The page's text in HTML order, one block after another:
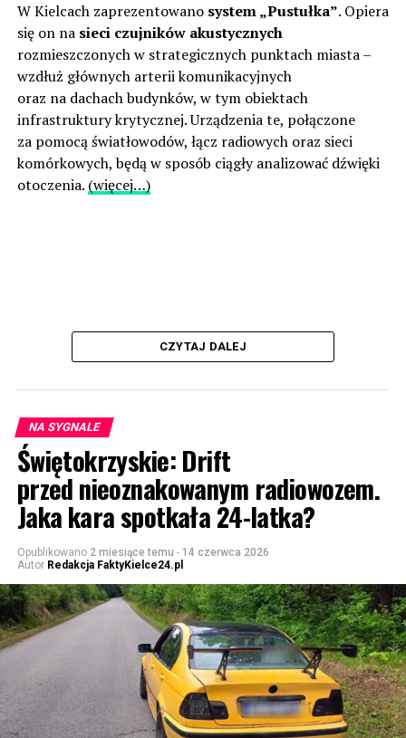
W Kielcach zaprezentowano system „Pustułka”. Opiera
się on na sieci czujników akustycznych
rozmieszczonych w strategicznych punktach miasta –
wzdłuż głównych arterii komunikacyjnych
oraz na dachach budynków, w tym obiektach
infrastruktury krytycznej. Urządzenia te, połączone
za pomocą światłowodów, łącz radiowych oraz sieci
komórkowych, będą w sposób ciągły analizować dźwięki
otoczenia. (więcej…)
CZYTAJ DALEJ
NA SYGNALE
Świętokrzyskie: Drift
przed nieoznakowanym radiowozem.
Jaka kara spotkała 24-latka?
Opublikowano 2 miesiące temu - 14 czerwca 2026
Autor Redakcja FaktyKielce24.pl